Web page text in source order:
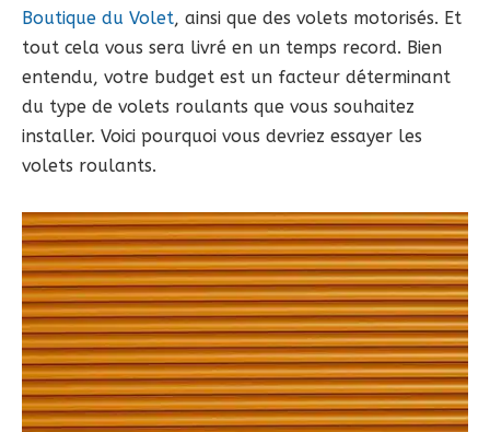
Boutique du Volet, ainsi que des volets motorisés. Et
tout cela vous sera livré en un temps record. Bien
entendu, votre budget est un facteur déterminant
du type de volets roulants que vous souhaitez
installer. Voici pourquoi vous devriez essayer les
volets roulants.